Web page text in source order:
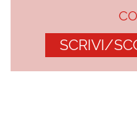
SCRIVI/